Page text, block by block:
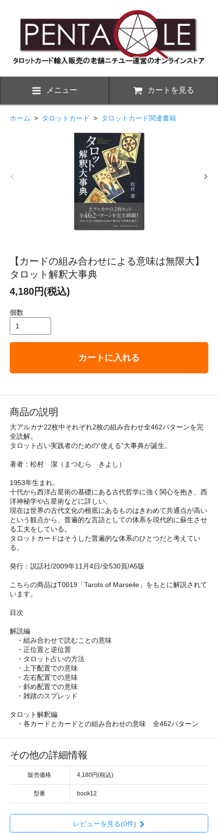
メニュー カートを見る
ホーム > タロットカード > タロットカード関連書籍
【カードの組み合わせによる意味は無限大】
タロット解釈大事典
4,180円(税込)
個数
カートに入れる
商品の説明
大アルカナ22枚中それぞれ2枚の組み合わせ全462パターンを完
全読解。
タロット占い実践者のための“使える”大事典が誕生。
著者：松村 潔（まつむら きよし）
1953年生まれ。
十代から西洋占星術の基礎にある古代哲学に強く関心を抱き、西
洋神秘学や占星術などに詳しい。
現在は世界の古代文化の根底にあるものはきわめて共通点が高い
という観点から、普遍的な言語としての体系を現代的に蘇生させ
る工夫をしている。
タロットカードはそうした普遍的な体系のひとつだと考えてい
る。
発行：説話社/2009年11月4日/全530頁/A5版
こちらの商品はT0019「Tarots of Marseile」をもとに解説されて
います。
目次
解説編
・組み合わせで読むことの意味
・正位置と逆位置
・タロット占いの方法
・上下配置での意味
・左右配置での意味
・斜め配置での意味
・雑踏のスプレッド
タロット解釈編
・各カードとカードとの組み合わせの意味 全462パターン
その他の詳細情報
販売価格 4,180円(税込)
型番 book12
レビューを見る(0件)